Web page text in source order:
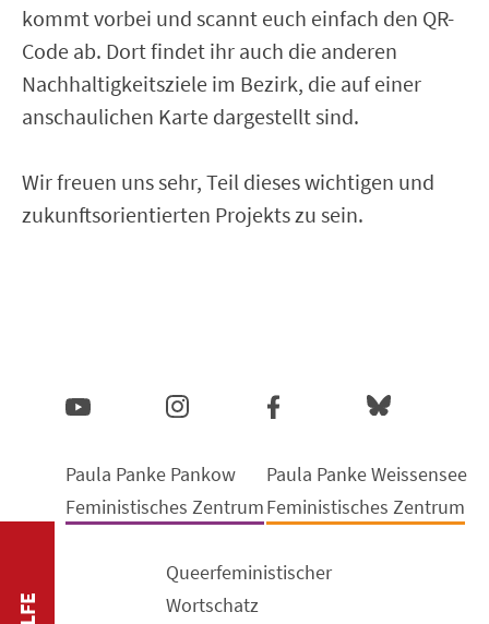
kommt vorbei und scannt euch einfach den QR-
Code ab. Dort findet ihr auch die anderen
Nachhaltigkeitsziele im Bezirk, die auf einer
anschaulichen Karte dargestellt sind.
Wir freuen uns sehr, Teil dieses wichtigen und
zukunftsorientierten Projekts zu sein.
Paula Panke Pankow
Feministisches Zentrum
Paula Panke Weissensee
Feministisches Zentrum
Queerfeministischer
Wortschatz